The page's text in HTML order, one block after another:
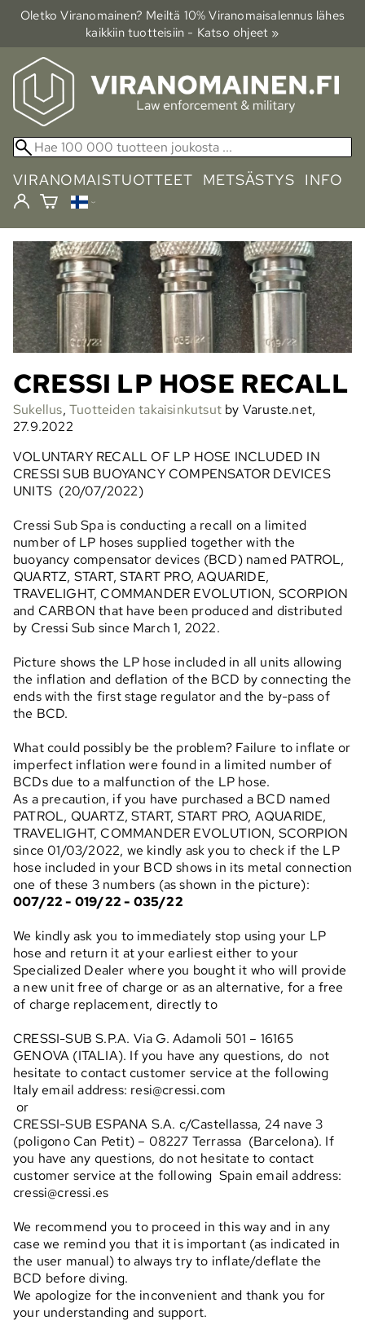
Oletko Viranomainen? Meiltä 10% Viranomais­alennus lähes
kaikkiin tuotteisiin - Katso ohjeet »
VIRANOMAISTUOTTEET METSÄSTYS INFO
CRESSI LP HOSE RECALL
Sukellus,Tuotteiden takaisinkutsut by Varuste.net,
27.9.2022
VOLUNTARY RECALL OF LP HOSE INCLUDED IN
CRESSI SUB BUOYANCY COMPENSATOR DEVICES
UNITS (20/07/2022)
Cressi Sub Spa is conducting a recall on a limited
number of LP hoses supplied together with the
buoyancy compensator devices (BCD) named PATROL,
QUARTZ, START, START PRO, AQUARIDE,
TRAVELIGHT, COMMANDER EVOLUTION, SCORPION
and CARBON that have been produced and distributed
by Cressi Sub since March 1, 2022.
Picture shows the LP hose included in all units allowing
the inflation and deflation of the BCD by connecting the
ends with the first stage regulator and the by-pass of
the BCD.
What could possibly be the problem? Failure to inflate or
imperfect inflation were found in a limited number of
BCDs due to a malfunction of the LP hose.
As a precaution, if you have purchased a BCD named
PATROL, QUARTZ, START, START PRO, AQUARIDE,
TRAVELIGHT, COMMANDER EVOLUTION, SCORPION
since 01/03/2022, we kindly ask you to check if the LP
hose included in your BCD shows in its metal connection
one of these 3 numbers (as shown in the picture):
007/22 - 019/22 - 035/22
We kindly ask you to immediately stop using your LP
hose and return it at your earliest either to your
Specialized Dealer where you bought it who will provide
a new unit free of charge or as an alternative, for a free
of charge replacement, directly to
CRESSI-SUB S.P.A. Via G. Adamoli 501 – 16165
GENOVA (ITALIA). If you have any questions, do not
hesitate to contact customer service at the following
Italy email address: resi@cressi.com
or
CRESSI-SUB ESPANA S.A. c/Castellassa, 24 nave 3
(poligono Can Petit) – 08227 Terrassa (Barcelona). If
you have any questions, do not hesitate to contact
customer service at the following Spain email address:
cressi@cressi.es
We recommend you to proceed in this way and in any
case we remind you that it is important (as indicated in
the user manual) to always try to inflate/deflate the
BCD before diving.
We apologize for the inconvenient and thank you for
your understanding and support.